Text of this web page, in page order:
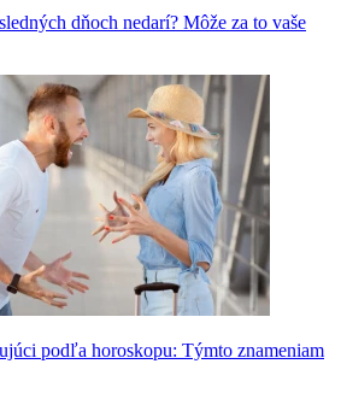
dňoch nedarí? Môže za to vaše
podľa horoskopu: Týmto znameniam